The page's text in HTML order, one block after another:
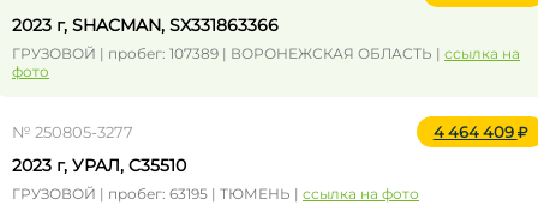
2023 г, SHACMAN, SX331863366
ГРУЗОВОЙ | пробег: 107389 | ВОРОНЕЖСКАЯ ОБЛАСТЬ | ссылка на
фото
№ 250805-3277 4 464 409
2023 г, УРАЛ, C35510
ГРУЗОВОЙ | пробег: 63195 | ТЮМЕНЬ | ссылка на фото